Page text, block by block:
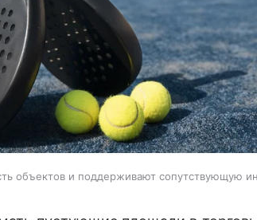
объектов и поддерживают сопутствующую